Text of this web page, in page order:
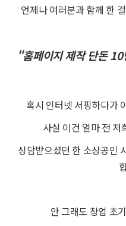
Address
언제나 여러분과 함께 한
"홈페이지 제작 단돈
혹시 인터넷 서핑하다가
사실 이건 얼마 전 저
상담받으셨던 한 소상공인
안 그래도 창업 초